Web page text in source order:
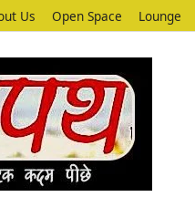
Us Open Space Lounge